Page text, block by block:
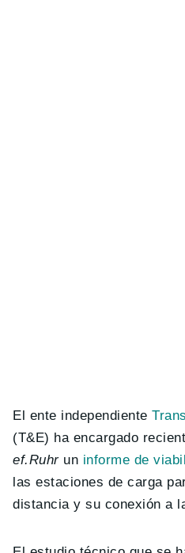
El ente independiente
(T&E) ha encargado
ef.Ruhrun informe de
las estaciones de carga
distancia y su conexión a